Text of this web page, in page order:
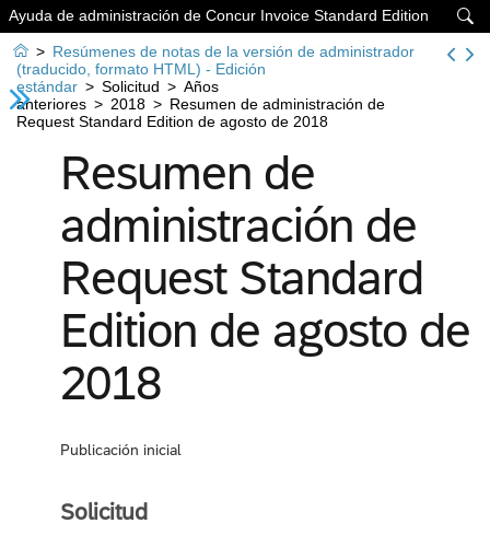

Ayuda de administración de Concur Invoice Standard Edition
 > Resúmenes de notas de la versión de administrador
(traducido, formato HTML) - Edición
estándar > Solicitud > Años
anteriores > 2018 > Resumen de administración de
Request Standard Edition de agosto de 2018
Resumen de
administración de
Request Standard
Edition de agosto de
2018
Publicación inicial
Solicitud